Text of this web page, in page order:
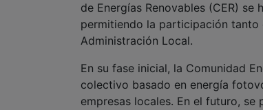
de Energías Renovables (CER)
permitiendo la participación tanto
Administración Local.
En su fase inicial, la Comunidad
colectivo basado en energía
empresas locales. En el futuro,